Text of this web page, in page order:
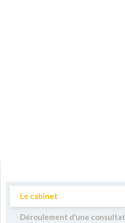
Le cabinet
Déroulement d’une